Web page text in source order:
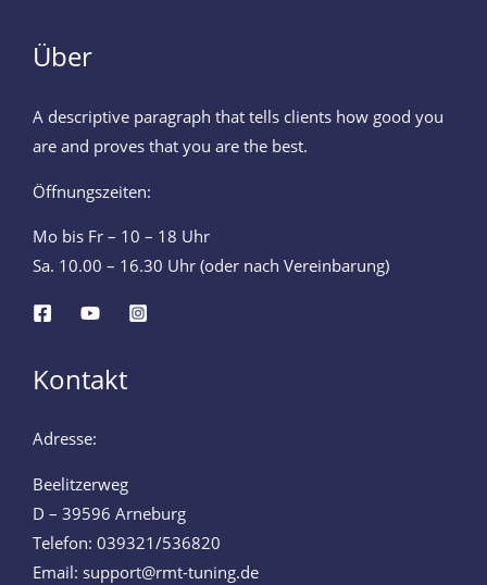
Über
A descriptive paragraph that tells clients how good you
are and proves that you are the best.
Öffnungszeiten:
Mo bis Fr – 10 – 18 Uhr
Sa. 10.00 – 16.30 Uhr (oder nach Vereinbarung)
Kontakt
Adresse:
Beelitzerweg
D – 39596 Arneburg
Telefon: 039321/536820
Email: support@rmt-tuning.de